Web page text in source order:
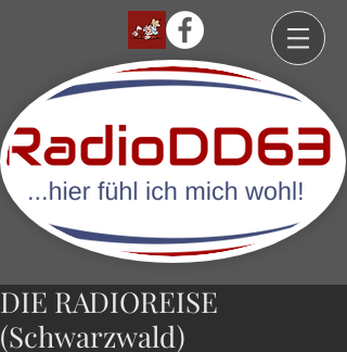
DIE RADIOREISE
(Schwarzwald)